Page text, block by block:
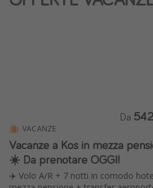
VACANZE
Vacanze a Kos in mezza
☀️ Da prenotare OGGI!
✈️ Volo A/R + 7 notti in comodo
Da